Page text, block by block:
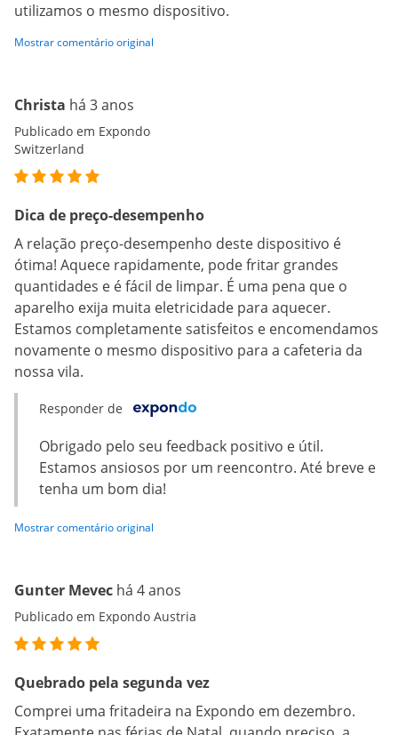
utilizamos o mesmo dispositivo.
Mostrar comentário original
Christa há 3 anos
Publicado em Expondo
Switzerland
Dica de preço-desempenho
A relação preço-desempenho deste dispositivo é
ótima! Aquece rapidamente, pode fritar grandes
quantidades e é fácil de limpar. É uma pena que o
aparelho exija muita eletricidade para aquecer.
Estamos completamente satisfeitos e encomendamos
novamente o mesmo dispositivo para a cafeteria da
nossa vila.
Responder de
Obrigado pelo seu feedback positivo e útil.
Estamos ansiosos por um reencontro. Até breve e
tenha um bom dia!
Mostrar comentário original
Gunter Mevec há 4 anos
Publicado em Expondo Austria
Quebrado pela segunda vez
Comprei uma fritadeira na Expondo em dezembro.